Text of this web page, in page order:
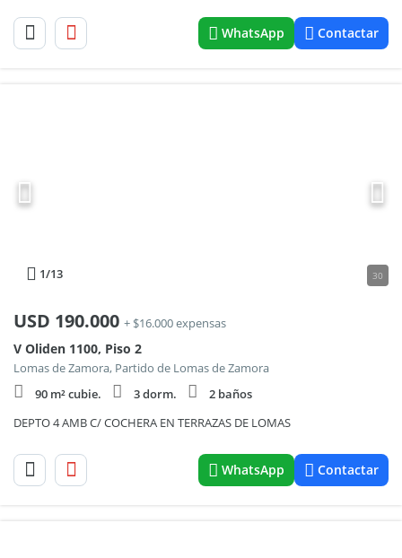
WhatsApp Contactar
1/13 30
USD 190.000 + $16.000 expensas
V Oliden 1100, Piso 2
Lomas de Zamora, Partido de Lomas de Zamora
90 m² cubie.
3 dorm.
2 baños
DEPTO 4 AMB C/ COCHERA EN TERRAZAS DE LOMAS
WhatsApp Contactar